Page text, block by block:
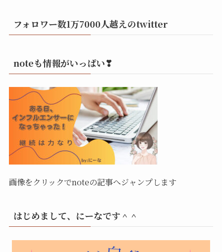
フォロワー数1万7000人越えのtwitter
noteも情報がいっぱい❣
画像をクリックでnoteの記事へジャンプします
はじめまして、にーなです＾＾